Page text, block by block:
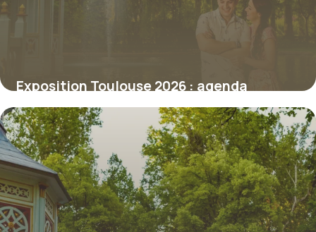
Exposition Toulouse 2026 : agenda
culturel
8 juillet 2026